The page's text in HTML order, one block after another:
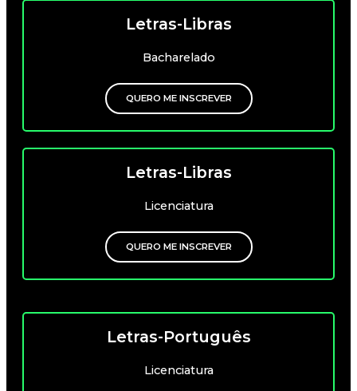
Letras-Libras
Bacharelado
QUERO ME INSCREVER
Letras-Libras
Licenciatura
QUERO ME INSCREVER
Letras-Português
Licenciatura